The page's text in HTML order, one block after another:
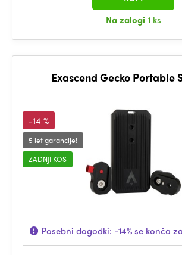
Na zalogi 1 ks
Exascend Gecko Portable
-14 %
5 let garancije!
ZADNJI KOS
Posebni dogodki: -14%se konča